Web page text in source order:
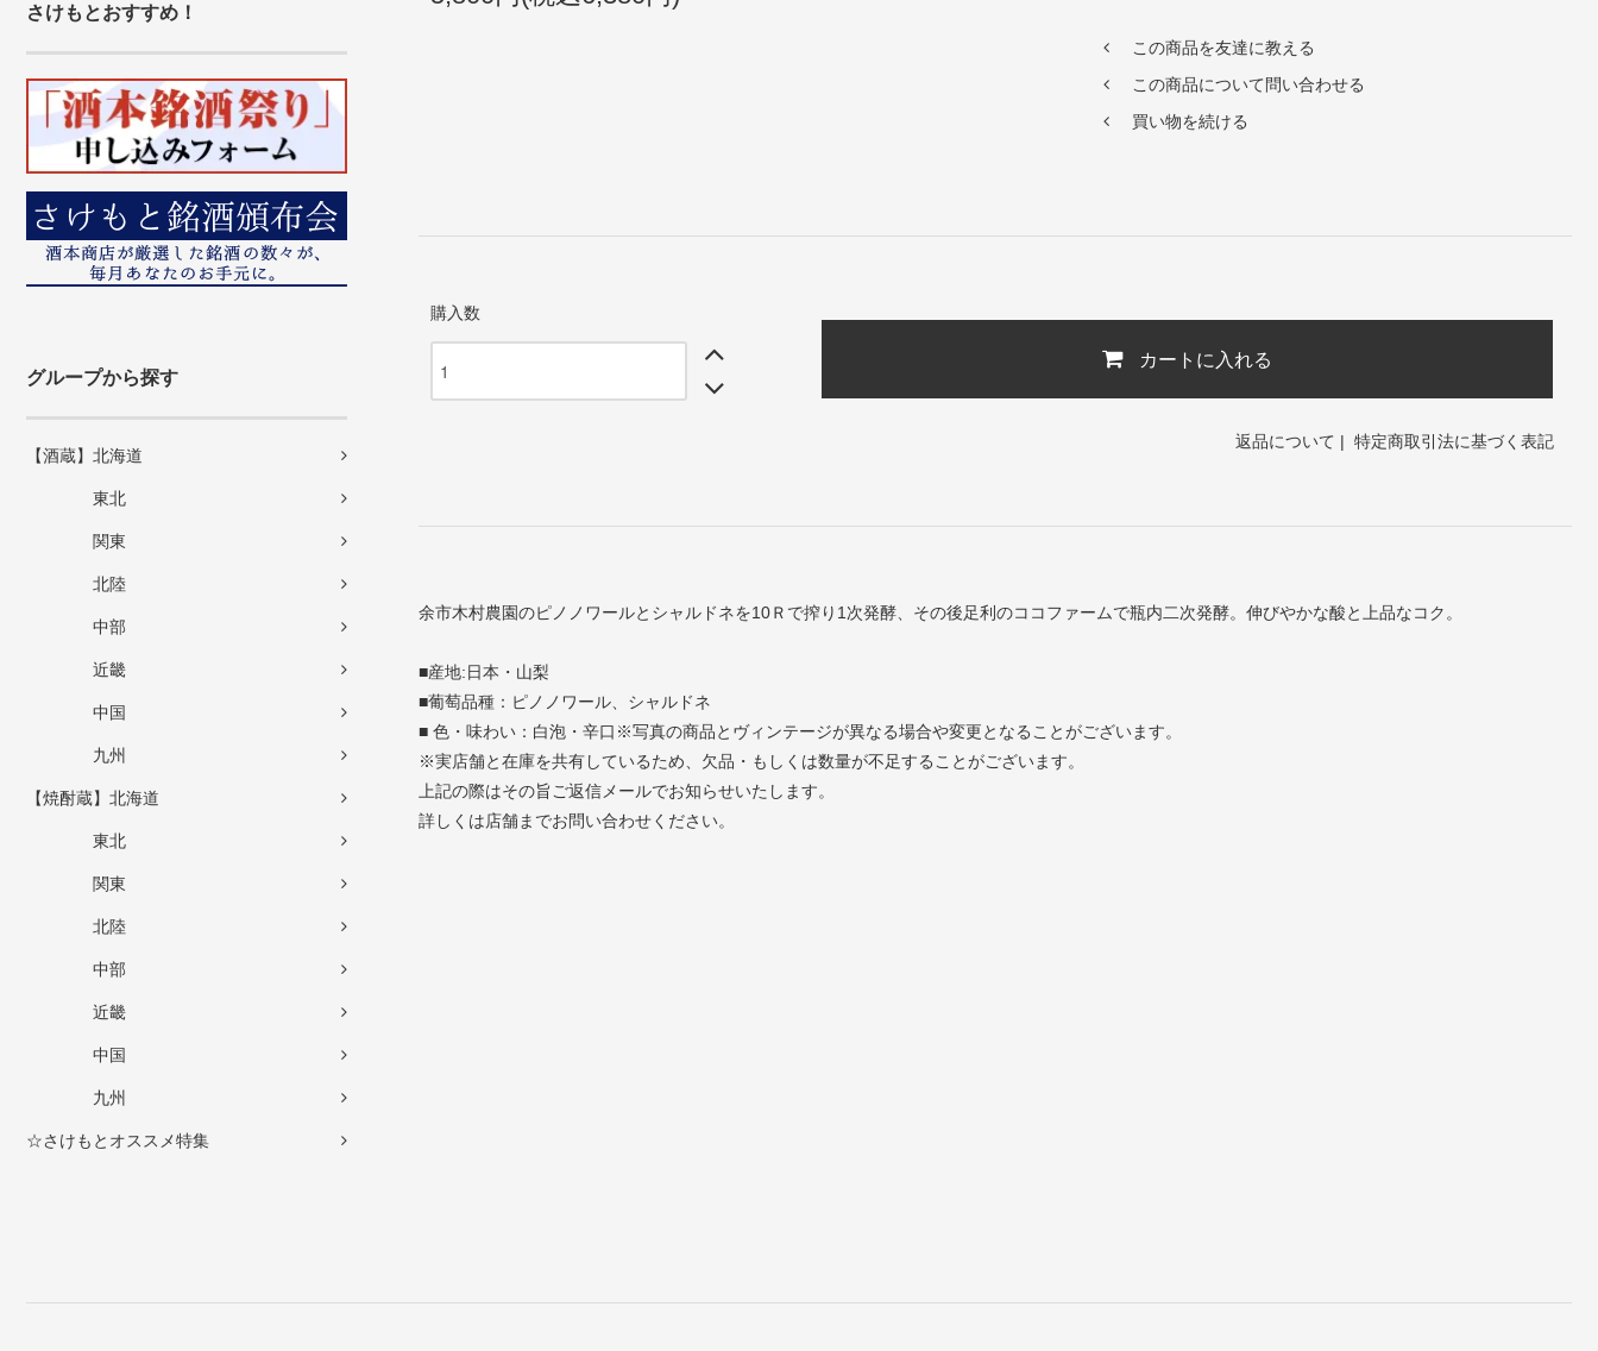
さけもとおすすめ！
グループから探す
【酒蔵】北海道
東北
関東
北陸
中部
近畿
中国
九州
【焼酎蔵】北海道
東北
関東
北陸
中部
近畿
中国
九州
☆さけもとオススメ特集
この商品を友達に教える
この商品について問い合わせる
買い物を続ける
購入数
カートに入れる
返品について | 特定商取引法に基づく表記
余市木村農園のピノノワールとシャルドネを10Ｒで搾り1次発酵、その後足利のココファームで瓶内二次発酵。伸びやかな酸と上品なコク。
■産地:日本・山梨
■葡萄品種：ピノノワール、シャルドネ
■ 色・味わい：白泡・辛口※写真の商品とヴィンテージが異なる場合や変更となることがございます。
※実店舗と在庫を共有しているため、欠品・もしくは数量が不足することがございます。
上記の際はその旨ご返信メールでお知らせいたします。
詳しくは店舗までお問い合わせください。